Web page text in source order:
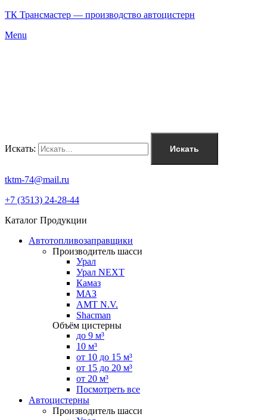
ТК Трансмастер — производство автоцистерн
Menu
Искать: Искать
tktm-74@mail.ru
+7 (3513) 24-28-44
Каталог Продукции
Автотопливозаправщики
Производитель шасси
Урал
Урал NEXT
Камаз
МАЗ
AMT N.V.
Shacman
Объём цистерны
до 9 м³
10 м³
от 10 до 15 м³
от 15 до 20 м³
от 20 м³
Посмотреть все
Автоцистерны
Производитель шасси